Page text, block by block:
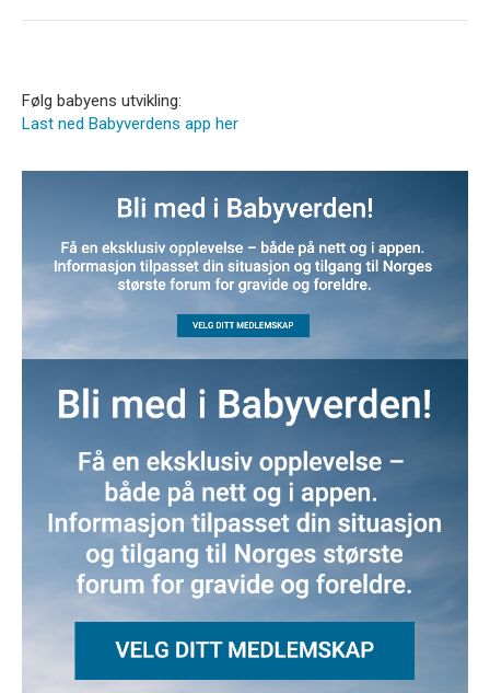
Følg babyens utvikling:
Last ned Babyverdens app her